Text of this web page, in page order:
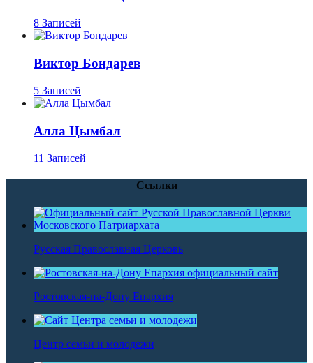
8 Записей
Виктор Бондарев
5 Записей
Алла Цымбал
11 Записей
Ссылки
Русская Православная Церковь
Ростовская-на-Дону Епархия
Центр семьи и молодежи